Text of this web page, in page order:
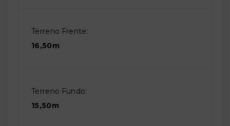
Terreno Frente:
16,50m
Terreno Fundo:
15,50m